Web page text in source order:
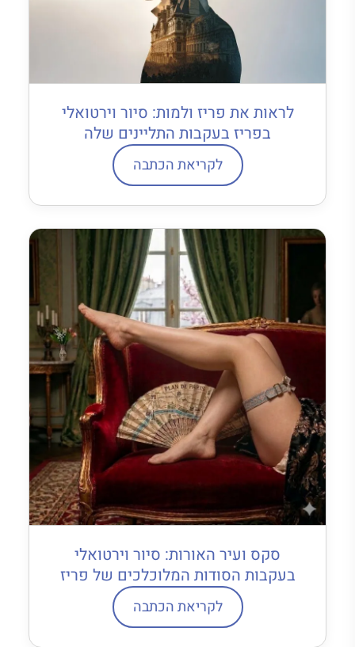
לראות את פריז ולמות: סיור וירטואלי
בפריז בעקבות התליינים שלה
לקריאת הכתבה
סקס ועיר האורות: סיור וירטואלי
בעקבות הסודות המלוכלכים של פריז
לקריאת הכתבה